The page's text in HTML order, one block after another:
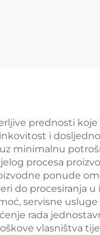
prednosti
i
minimalnu
procesa
ponude
do procesiranja
servisne
rada
vlasništva